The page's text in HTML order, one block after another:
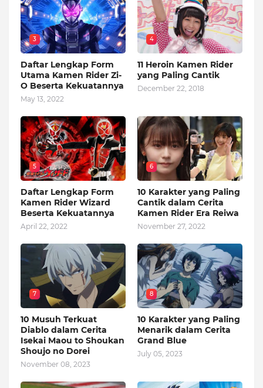
3
Daftar Lengkap Form
Utama Kamen Rider Zi-
O Beserta Kekuatannya
May 13, 2022
4
11 Heroin Kamen Rider
yang Paling Cantik
December 22, 2018
5
Daftar Lengkap Form
Kamen Rider Wizard
Beserta Kekuatannya
April 22, 2022
6
10 Karakter yang Paling
Cantik dalam Cerita
Kamen Rider Era Reiwa
November 27, 2022
7
10 Musuh Terkuat
Diablo dalam Cerita
Isekai Maou to Shoukan
Shoujo no Dorei
November 08, 2023
8
10 Karakter yang Paling
Menarik dalam Cerita
Grand Blue
July 05, 2023